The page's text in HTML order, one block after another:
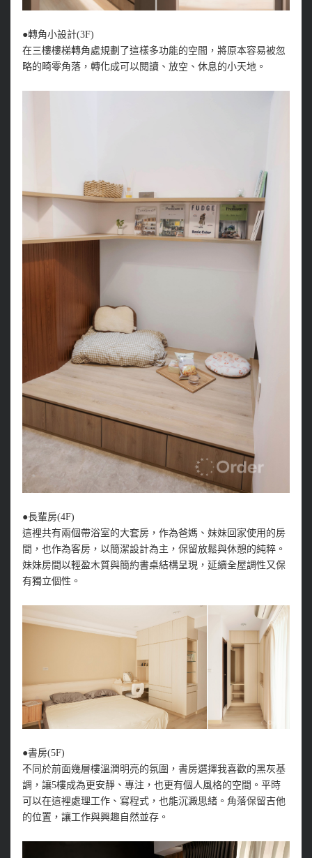
●轉角小設計(3F)
在三樓樓梯轉角處規劃了這樣多功能的空間，將原本容易被忽
略的畸零角落，轉化成可以閱讀、放空、休息的小天地。
●長輩房(4F)
這裡共有兩個帶浴室的大套房，作為爸媽、妹妹回家使用的房
間，也作為客房，以簡潔設計為主，保留放鬆與休憩的純粹。
妹妹房間以輕盈木質與簡約書桌結構呈現，延續全屋調性又保
有獨立個性。
●書房(5F)
不同於前面幾層樓溫潤明亮的氛圍，書房選擇我喜歡的黑灰基
調，讓5樓成為更安靜、專注，也更有個人風格的空間。平時
可以在這裡處理工作、寫程式，也能沉澱思緒。角落保留吉他
的位置，讓工作與興趣自然並存。